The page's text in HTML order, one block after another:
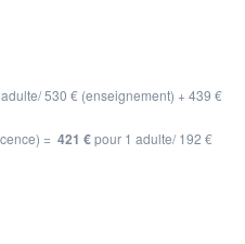
530 € (enseignement) + 439 €
= 421 €pour 1 adulte/ 192 €